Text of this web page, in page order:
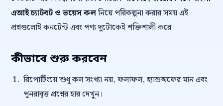
এআই চ্যাটবট ও ভয়েস কলনিয়ে পরিকল্পনা করার সময় এই
প্রশ্নগুলোই কনটেন্ট এবং পণ্য দুটোকেই শক্তিশালী করে।
কীভাবে শুরু করবেন
রিপোর্টিংয়ে শুধু কল সংখ্যা নয়, ফলাফল, হ্যান্ডঅফের মান এবং
পুনরাবৃত্ত প্রশ্নের হার দেখুন।